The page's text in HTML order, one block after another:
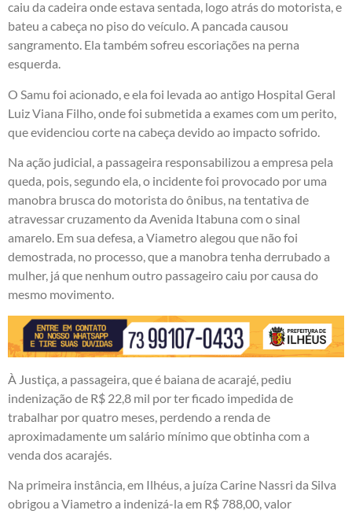
caiu da cadeira onde estava sentada, logo atrás do motorista, e
bateu a cabeça no piso do veículo. A pancada causou
sangramento. Ela também sofreu escoriações na perna
esquerda.
O Samu foi acionado, e ela foi levada ao antigo Hospital Geral
Luiz Viana Filho, onde foi submetida a exames com um perito,
que evidenciou corte na cabeça devido ao impacto sofrido.
Na ação judicial, a passageira responsabilizou a empresa pela
queda, pois, segundo ela, o incidente foi provocado por uma
manobra brusca do motorista do ônibus, na tentativa de
atravessar cruzamento da Avenida Itabuna com o sinal
amarelo. Em sua defesa, a Viametro alegou que não foi
demostrada, no processo, que a manobra tenha derrubado a
mulher, já que nenhum outro passageiro caiu por causa do
mesmo movimento.
À Justiça, a passageira, que é baiana de acarajé, pediu
indenização de R$ 22,8 mil por ter ficado impedida de
trabalhar por quatro meses, perdendo a renda de
aproximadamente um salário mínimo que obtinha com a
venda dos acarajés.
Na primeira instância, em Ilhéus, a juíza Carine Nassri da Silva
obrigou a Viametro a indenizá-la em R$ 788,00, valor